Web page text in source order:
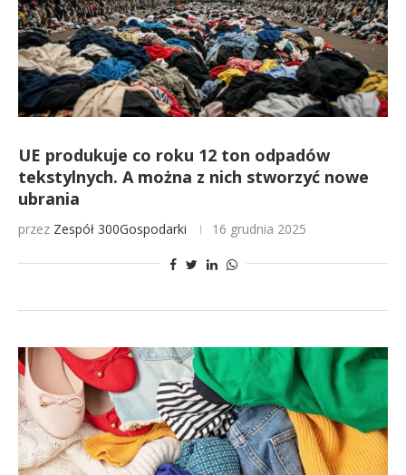
UE produkuje co roku 12 ton odpadów
tekstylnych. A można z nich stworzyć nowe
ubrania
przez Zespół 300Gospodarki 16 grudnia 2025